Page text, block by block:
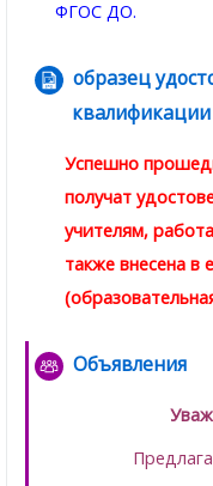
ФГОС ДО.
образец
квалификации
Успешно
получат
учителям,
также внесена в
Объявления
Форум